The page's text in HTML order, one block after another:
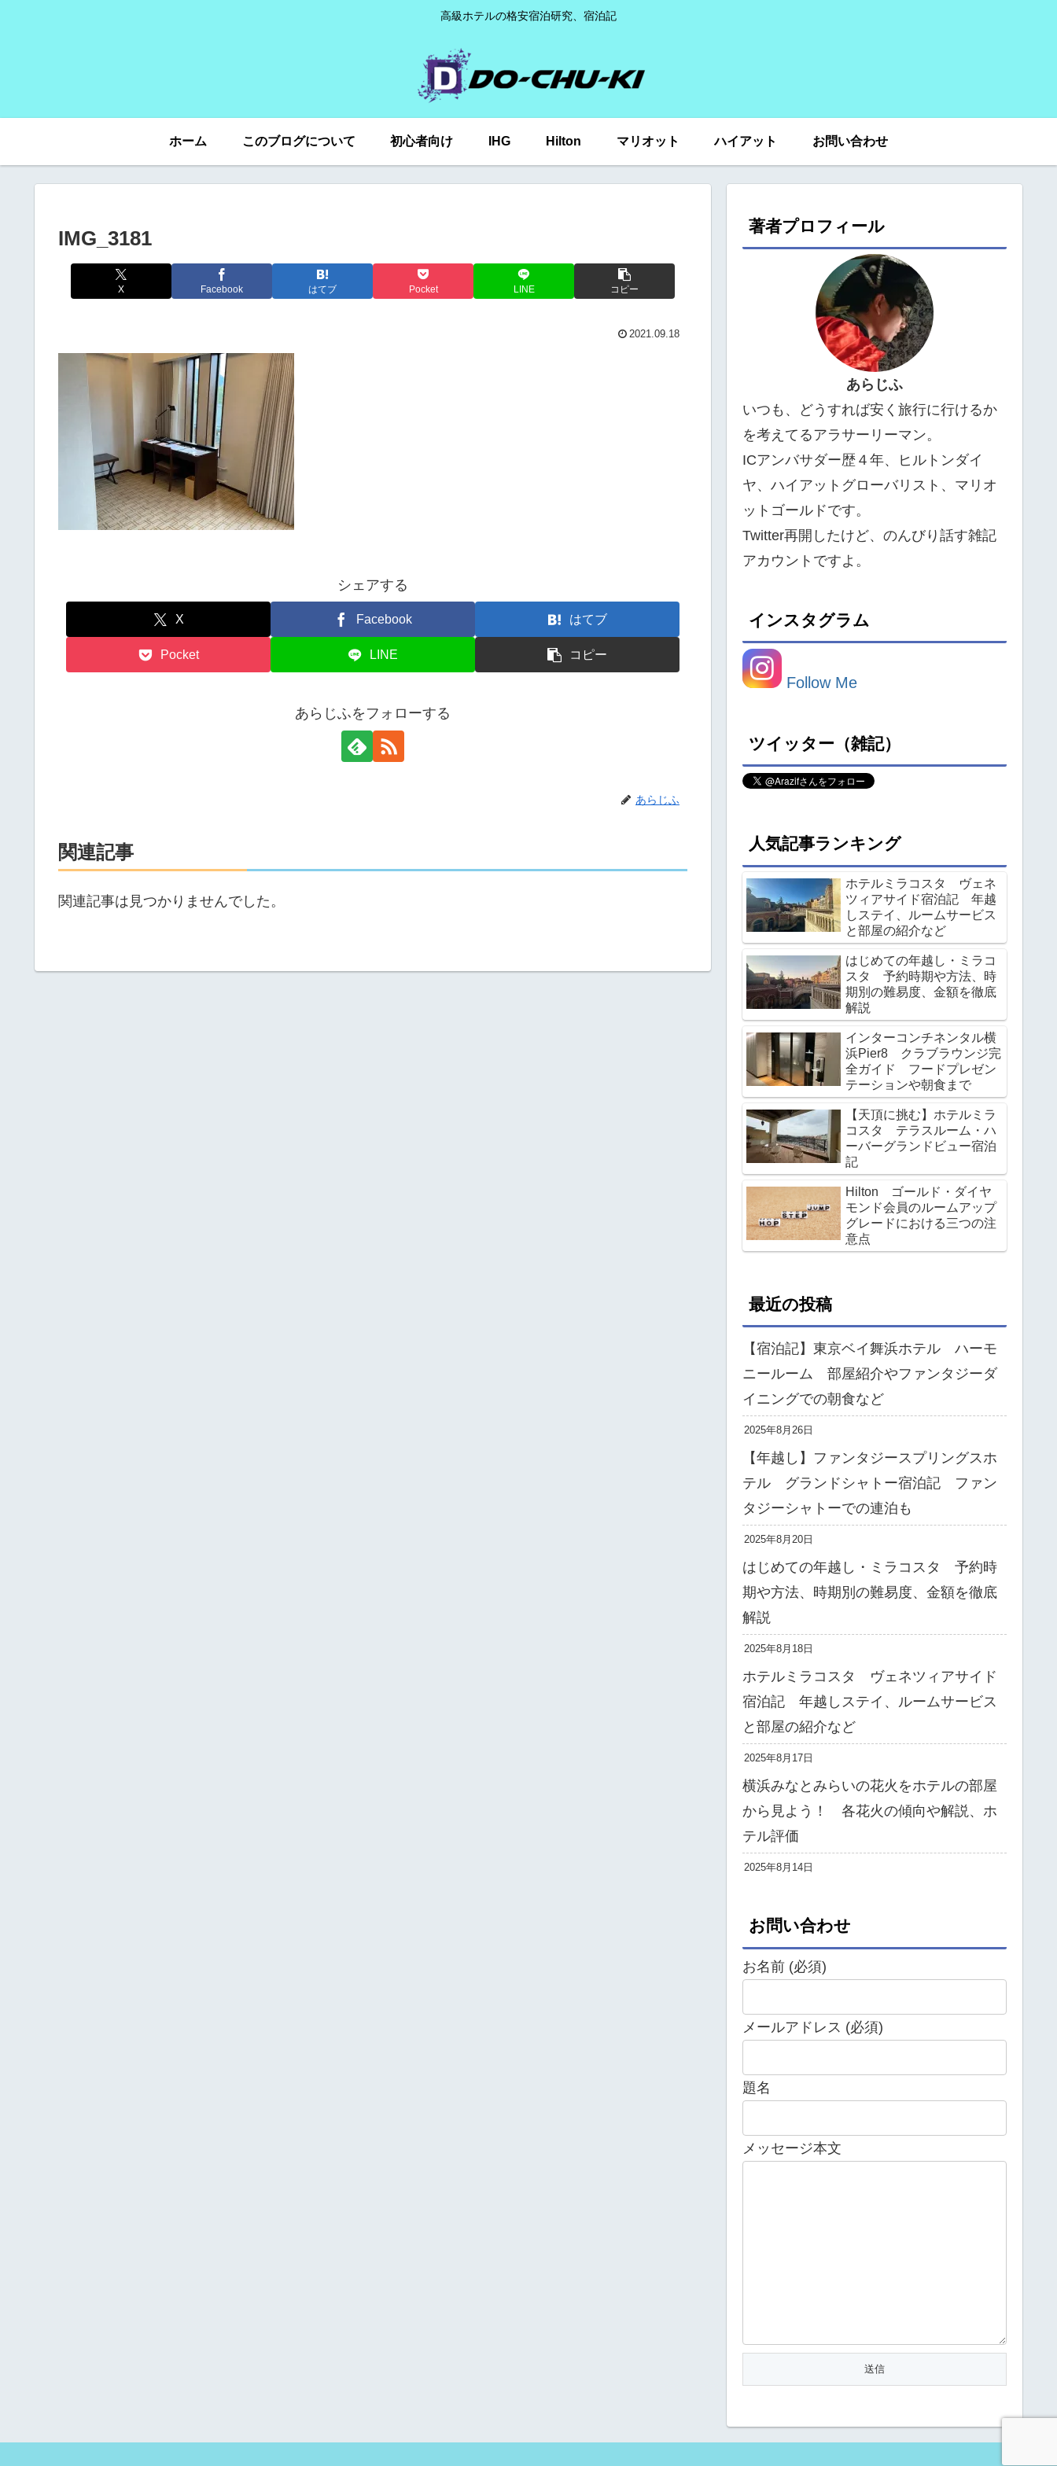
高級ホテルの格安宿泊研究、宿泊記
ホーム このブログについて 初心者向け IHG Hilton マリオット ハイアット お問い合わせ
IMG_3181
X Facebook はてブ Pocket LINE コピー
2021.09.18
シェアする
X Facebook はてブ
Pocket LINE コピー
あらじふをフォローする
あらじふ
関連記事
関連記事は見つかりませんでした。
著者プロフィール
あらじふ
いつも、どうすれば安く旅行に行けるか
を考えてるアラサーリーマン。
ICアンバサダー歴４年、ヒルトンダイ
ヤ、ハイアットグローバリスト、マリオ
ットゴールドです。
Twitter再開したけど、のんびり話す雑記
アカウントですよ。
インスタグラム
Follow Me
ツイッター（雑記）
人気記事ランキング
ホテルミラコスタ ヴェネ
ツィアサイド宿泊記 年越
しステイ、ルームサービス
と部屋の紹介など
はじめての年越し・ミラコ
スタ 予約時期や方法、時
期別の難易度、金額を徹底
解説
インターコンチネンタル横
浜Pier8 クラブラウンジ完
全ガイド フードプレゼン
テーションや朝食まで
【天頂に挑む】ホテルミラ
コスタ テラスルーム・ハ
ーバーグランドビュー宿泊
記
Hilton ゴールド・ダイヤ
モンド会員のルームアップ
グレードにおける三つの注
意点
最近の投稿
【宿泊記】東京ベイ舞浜ホテル ハーモ
ニールーム 部屋紹介やファンタジーダ
イニングでの朝食など
2025年8月26日
【年越し】ファンタジースプリングスホ
テル グランドシャトー宿泊記 ファン
タジーシャトーでの連泊も
2025年8月20日
はじめての年越し・ミラコスタ 予約時
期や方法、時期別の難易度、金額を徹底
解説
2025年8月18日
ホテルミラコスタ ヴェネツィアサイド
宿泊記 年越しステイ、ルームサービス
と部屋の紹介など
2025年8月17日
横浜みなとみらいの花火をホテルの部屋
から見よう！ 各花火の傾向や解説、ホ
テル評価
2025年8月14日
お問い合わせ
お名前 (必須)
メールアドレス (必須)
題名
メッセージ本文